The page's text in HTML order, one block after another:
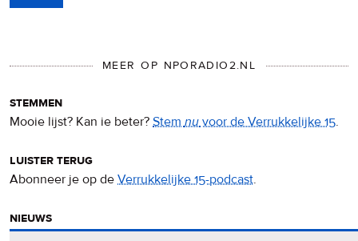
MEER OP NPORADIO2.NL
stemmen
Mooie lijst? Kan ie beter? Stemnuvoor de Verrukkelijke 15.
luister terug
Abonneer je op de Verrukkelijke 15-podcast.
nieuws